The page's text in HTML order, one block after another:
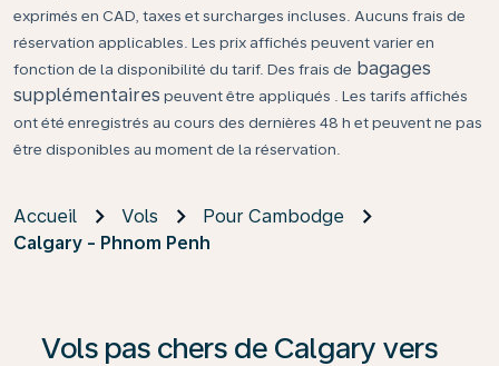
exprimés en CAD, taxes et surcharges incluses. Aucuns frais de
réservation applicables. Les prix affichés peuvent varier en
fonction de la disponibilité du tarif. Des frais de bagages
supplémentaires peuvent être appliqués . Les tarifs affichés
ont été enregistrés au cours des dernières 48 h et peuvent ne pas
être disponibles au moment de la réservation.
Accueil Vols
Pour Cambodge
Calgary - Phnom Penh
Vols pas chers de Calgary vers
Si aucun résultat n’est disponible, cliquez sur «